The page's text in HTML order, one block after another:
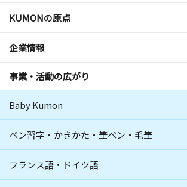
KUMONの原点
企業情報
事業・活動の広がり
Baby Kumon
ペン習字・かきかた・筆ペン・毛筆
フランス語・ドイツ語